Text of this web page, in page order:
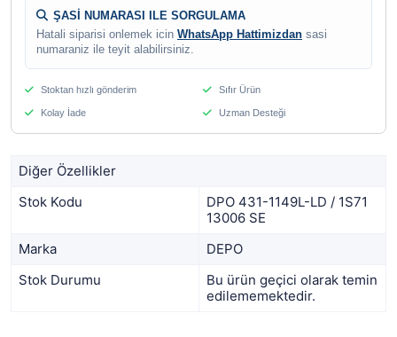
ŞASİ NUMARASI ILE SORGULAMA
Hatali siparisi onlemek icin WhatsApp Hattimizdan sasi
numaraniz ile teyit alabilirsiniz.
Stoktan hızlı gönderim Sıfır Ürün
Kolay İade Uzman Desteği
Diğer Özellikler
Stok Kodu
DPO 431-1149L-LD / 1S71
13006 SE
Marka
DEPO
Stok Durumu
Bu ürün geçici olarak temin
edilememektedir.